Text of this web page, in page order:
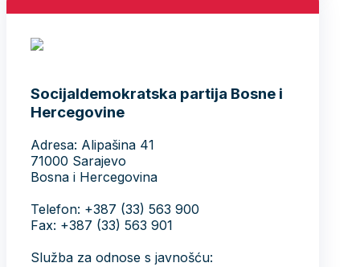
Socijaldemokratska partija Bosne i
Hercegovine
Adresa: Alipašina 41
71000 Sarajevo
Bosna i Hercegovina
Telefon: +387 (33) 563 900
Fax: +387 (33) 563 901
Služba za odnose s javnošću: